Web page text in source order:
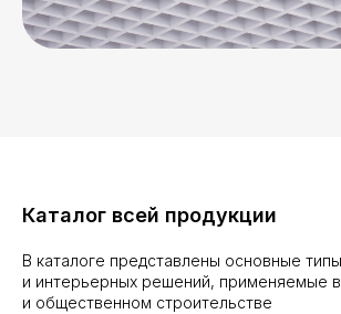
Каталог всей продукции
В каталоге представлены основные
и интерьерных решений, применяемые
и общественном строительстве